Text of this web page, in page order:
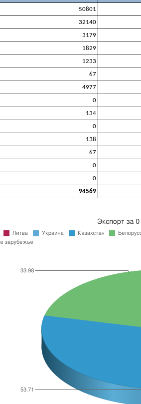
50801
32140
3179
1829
1233
67
4977
0
134
0
138
67
0
0
94569